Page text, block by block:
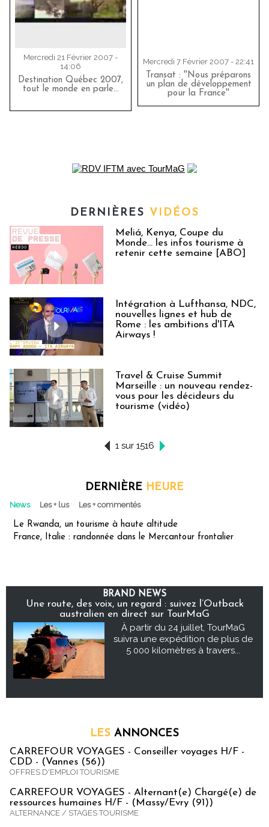
Mercredi 21 Février 2007 -
14:06
Destination Québec 2007,
tout le monde en parle...
Mercredi 7 Février 2007 - 22:41
Transat : ''Nous préparons
un plan de développement
pour la France''
DERNIÈRES VIDÉOS
Meliá, Kenya, Coupe du
Monde… les infos tourisme à
retenir cette semaine [ABO]
Intégration à Lufthansa, NDC,
nouvelles lignes et hub de
Rome : les ambitions d'ITA
Airways !
Travel & Cruise Summit
Marseille : un nouveau rendez-
vous pour les décideurs du
tourisme (vidéo)
1 sur 1516
DERNIÈRE HEURE
News Les + lus Les + commentés
Le Rwanda, un tourisme à haute altitude
France, Italie : randonnée dans le Mercantour frontalier
BRAND NEWS
Une route, des voix, un regard : suivez l’Outback
australien en direct sur TourMaG
À partir du 24 juillet, TourMaG
suivra une expédition de plus de
5 000 kilomètres à travers...
LES ANNONCES
CARREFOUR VOYAGES - Conseiller voyages H/F -
CDD - (Vannes (56))
OFFRES D'EMPLOI TOURISME
CARREFOUR VOYAGES - Alternant(e) Chargé(e) de
ressources humaines H/F - (Massy/Evry (91))
ALTERNANCE / STAGES TOURISME